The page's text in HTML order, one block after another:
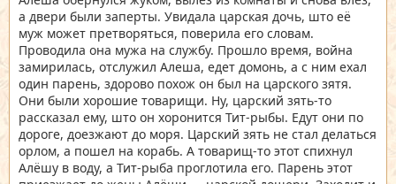
а двери были заперты. Увидала царская дочь, што её
муж может претворяться, поверила его словам.
Проводила она мужа на службу. Прошло время, война
замирилась, отслужил Алеша, едет домонь, а с ним ехал
один парень, здорово похож он был на царского зятя.
Они были хорошие товарищи. Ну, царский зять-то
рассказал ему, што он хоронится Тит-рыбы. Едут они по
дороге, доезжают до моря. Царский зять не стал делаться
орлом, а пошел на корабь. А товарищ-то этот спихнул
Алёшу в воду, а Тит-рыба проглотила его. Парень этот